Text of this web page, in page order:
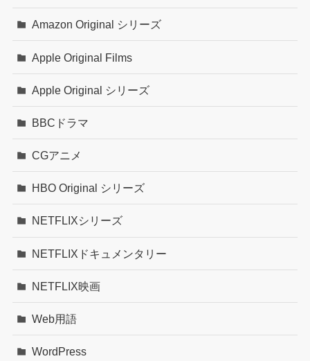
Amazon Original シリーズ
Apple Original Films
Apple Original シリーズ
BBCドラマ
CGアニメ
HBO Original シリーズ
NETFLIXシリーズ
NETFLIXドキュメンタリー
NETFLIX映画
Web用語
WordPress